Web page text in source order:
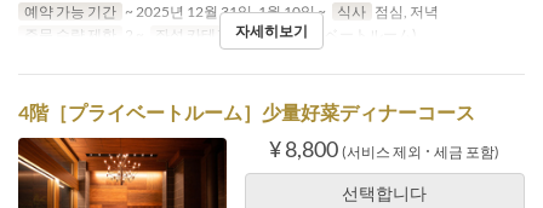
예약 가능 기간 ~ 2025년 12월 31일, 1월 10일 ~ 식사 점심, 저녁
주문 수량 제한
2 ~ 좌석 카테고리 4階(プライベートルーム)
자세히보기
4階［プライベートルーム］少量好菜ディナーコース
¥ 8,800 (서비스 제외 ･ 세금 포함)
선택합니다